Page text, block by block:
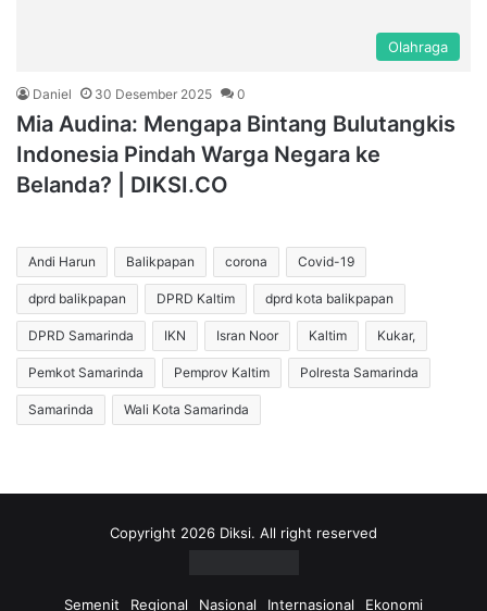
Olahraga
Daniel 30 Desember 2025 0
Mia Audina: Mengapa Bintang Bulutangkis
Indonesia Pindah Warga Negara ke
Belanda? | DIKSI.CO
Andi Harun Balikpapan corona Covid-19
dprd balikpapan DPRD Kaltim dprd kota balikpapan
DPRD Samarinda IKN Isran Noor Kaltim Kukar,
Pemkot Samarinda Pemprov Kaltim Polresta Samarinda
Samarinda Wali Kota Samarinda
Copyright 2026 Diksi. All right reserved
Semenit Regional Nasional Internasional Ekonomi